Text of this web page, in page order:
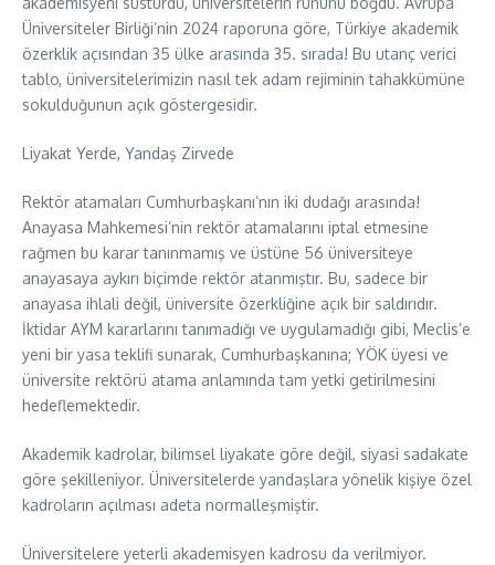
Üniversiteler Birliği’nin 2024 raporuna göre, Türkiye akademik
özerklik açısından 35 ülke arasında 35. sırada! Bu utanç verici
tablo, üniversitelerimizin nasıl tek adam rejiminin tahakkümüne
sokulduğunun açık göstergesidir.
Liyakat Yerde, Yandaş Zirvede
Rektör atamaları Cumhurbaşkanı’nın iki dudağı arasında!
Anayasa Mahkemesi’nin rektör atamalarını iptal etmesine
rağmen bu karar tanınmamış ve üstüne 56 üniversiteye
anayasaya aykırı biçimde rektör atanmıştır. Bu, sadece bir
anayasa ihlali değil, üniversite özerkliğine açık bir saldırıdır.
İktidar AYM kararlarını tanımadığı ve uygulamadığı gibi, Meclis’e
yeni bir yasa teklifi sunarak, Cumhurbaşkanına; YÖK üyesi ve
üniversite rektörü atama anlamında tam yetki getirilmesini
hedeflemektedir.
Akademik kadrolar, bilimsel liyakate göre değil, siyasi sadakate
göre şekilleniyor. Üniversitelerde yandaşlara yönelik kişiye özel
kadroların açılması adeta normalleşmiştir.
Üniversitelere yeterli akademisyen kadrosu da verilmiyor.